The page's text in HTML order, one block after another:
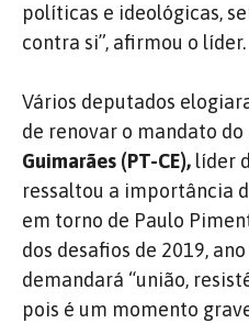
políticas e ideológicas,
contra si”, afirmou o líder.
Vários deputados
de renovar o mandato
Guimarães (PT-CE), líder
ressaltou a importância
em torno de Paulo
dos desafios de 2019,
demandará “união,
pois é um momento